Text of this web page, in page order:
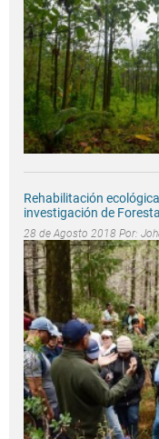
Rehabilitación
investigación de Forestal
28 de Agosto 2018 Por: